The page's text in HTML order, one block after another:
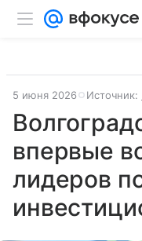
5 июня 2026 Источник:
впервые
лидеров